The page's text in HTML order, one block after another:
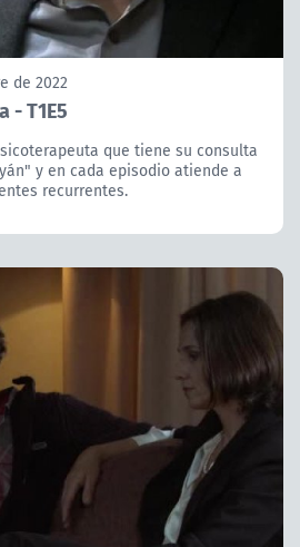
de 2022
- T1E5
que tiene su consulta
y en cada episodio atiende a
recurrentes.